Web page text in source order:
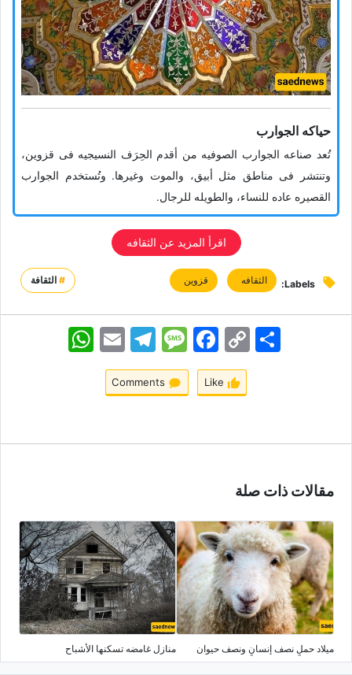
حیاکه الجوارب
تُعد صناعه الجوارب الصوفیه من أقدم الحِرَف النسیجیه فی قزوین،
وتنتشر فی مناطق مثل أبیق، والموت وغیرها. وتُستخدم الجوارب
القصیره عاده للنساء، والطویله للرجال.
اقرأ المزید عن الثقافه
Labels: الثقافه قزوین #الثقافة
WhatsApp EmailTelegramMessageFacebook Copy
Link
اشتراک
Like
Comments
مقالات ذات صلة
میلاد حملٍ نصف إنسانٍ ونصف حیوان منازل غامضه تسکنها الأشباح